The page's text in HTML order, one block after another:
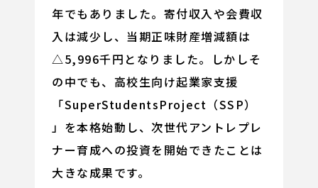
年でもありました。寄付収入や会費収
入は減少し、当期正味財産増減額は
△5,996千円となりました。しかしそ
の中でも、高校生向け起業家支援
「SuperStudentsProject（SSP）
」を本格始動し、次世代アントレプレ
ナー育成への投資を開始できたことは
大きな成果です。